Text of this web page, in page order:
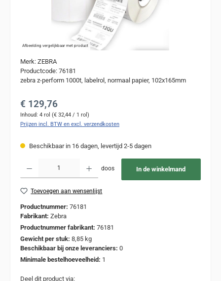
Afbeelding vergelijkbaar met product
Merk: ZEBRA
Productcode: 76181
zebra z-perform 1000t, labelrol, normaal papier, 102x165mm
Normale prijs:
€ 129,76
Inhoud: 4 rol (€ 32,44 / 1 rol)
Prijzen incl. BTW en excl. verzendkosten
Beschikbaar in 16 dagen, levertijd 2-5 dagen
doos In de winkelmand
Toevoegen aan wensenlijst
Productnummer: 76181
Fabrikant: Zebra
Productnummer fabrikant: 76181
Gewicht per stuk: 8,85 kg
Beschikbaar bij onze leveranciers: 0
Minimale bestelhoeveelheid: 1
Deel dit product via: